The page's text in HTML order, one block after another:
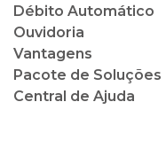
Débito Automático
Ouvidoria
Vantagens
Pacote de Soluções
Central de Ajuda